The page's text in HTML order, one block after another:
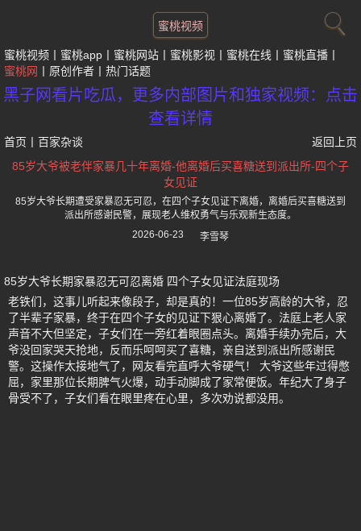
蜜桃视频
蜜桃视频 蜜桃app 蜜桃网站 蜜桃影视 蜜桃在线
蜜桃直播
蜜桃网
原创作者 热门话题
黑子网看片吃瓜，更多内部图片和独家视频：点击
查看详情
首页 百家杂谈
返回上页
85岁大爷被老伴家暴几十年离婚-他离婚后买喜糖送到派出所-四个子
女见证
85岁大爷长期遭受家暴忍无可忍，在四个子女见证下离婚，离婚后买喜糖送到
派出所感谢民警，展现老人维权勇气与乐观新生态度。
2026-06-23
李雪琴
85岁大爷长期家暴忍无可忍离婚 四个子女见证法庭现场
老铁们，这事儿听起来像段子，却是真的！一位85岁高龄的大爷，忍
了半辈子家暴，终于在四个子女的见证下狠心离婚了。法庭上老人家
声音不大但坚定，子女们在一旁红着眼圈点头。离婚手续办完后，大
爷没回家哭天抢地，反而乐呵呵买了喜糖，亲自送到派出所感谢民
警。这操作太接地气了，网友看完直呼大爷硬气！ 大爷这些年过得憋
屈，家里那位长期脾气火爆，动手动脚成了家常便饭。年纪大了身子
骨受不了，子女们看在眼里疼在心里，多次劝说都没用。